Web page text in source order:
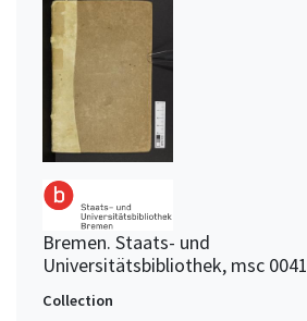
Bremen. Staats- und
Universitätsbibliothek, msc 0041
Collection